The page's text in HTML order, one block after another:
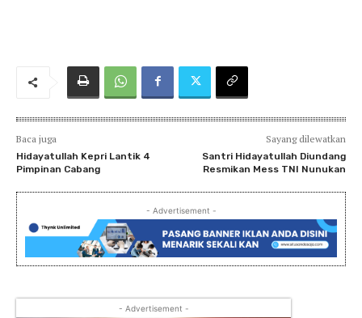
Baca juga
Hidayatullah Kepri Lantik 4
Pimpinan Cabang
Sayang dilewatkan
Santri Hidayatullah Diundang
Resmikan Mess TNI Nunukan
- Advertisement -
- Advertisement -